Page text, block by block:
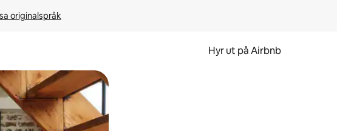
originalspråk
Hyr ut på Airbnb